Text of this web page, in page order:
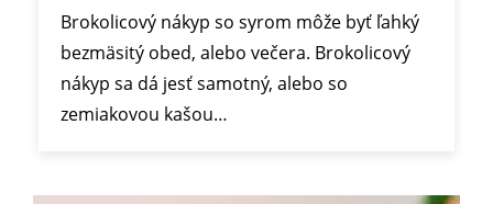
Brokolicový nákyp so syrom môže byť ľahký
bezmäsitý obed, alebo večera. Brokolicový
nákyp sa dá jesť samotný, alebo so
zemiakovou kašou…